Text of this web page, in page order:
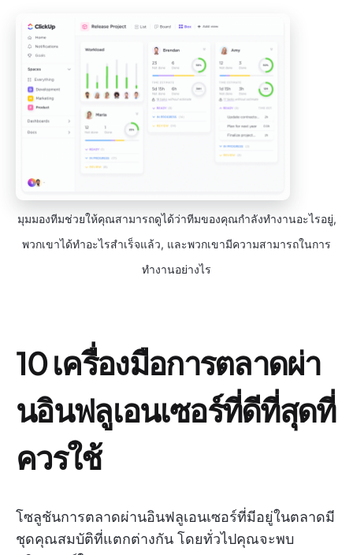
มุมมองทีมช่วยให้คุณสามารถดูได้ว่าทีมของคุณกำลังทำงานอะไรอยู่,
พวกเขาได้ทำอะไรสำเร็จแล้ว, และพวกเขามีความสามารถในการ
ทำงานอย่างไร
10 เครื่องมือการตลาดผ่า
นอินฟลูเอนเซอร์ที่ดีที่สุดที่
ควรใช้
โซลูชันการตลาดผ่านอินฟลูเอนเซอร์ที่มีอยู่ในตลาดมี
ชุดคุณสมบัติที่แตกต่างกัน โดยทั่วไปคุณจะพบ